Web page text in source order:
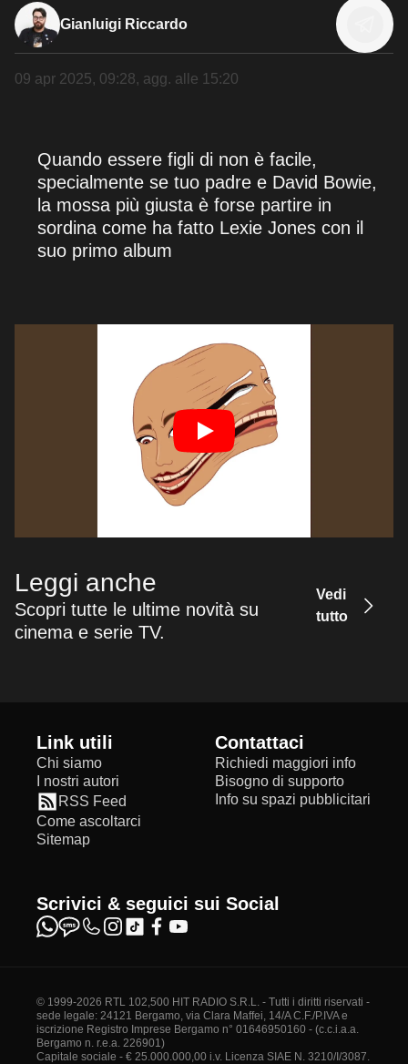
Gianluigi Riccardo
09 apr 2025, 09:28, agg. alle 15:20
Quando essere figli di non è facile,
specialmente se tuo padre e David Bowie,
la mossa più giusta è forse partire in
sordina come ha fatto Lexie Jones con il
suo primo album
Leggi anche
Scopri tutte le ultime novità su
cinema e serie TV.
Vedi
tutto
Link utili
Chi siamo
I nostri autori
RSS Feed
Come ascoltarci
Sitemap
Contattaci
Richiedi maggiori info
Bisogno di supporto
Info su spazi pubblicitari
Scrivici & seguici sui Social
© 1999-2026 RTL 102,500 HIT RADIO S.R.L. - Tutti i diritti riservati -
sede legale: 24121 Bergamo, via Clara Maffei, 14/A C.F./P.IVA e
iscrizione Registro Imprese Bergamo n° 01646950160 - (c.c.i.a.a.
Bergamo n. r.e.a. 226901)
Capitale sociale - € 25.000.000,00 i.v. Licenza SIAE N. 3210/I/3087.